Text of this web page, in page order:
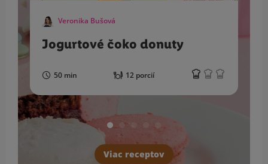
Veronika Bušová
Jogurtové čoko donuty
50 min 12 porcií
Viac receptov